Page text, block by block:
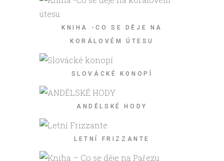
KNIHA -CO SE DĚJE NA
KORÁLOVÉM ÚTESU
SLOVÁCKÉ KONOPÍ
ANDĚLSKÉ HODY
LETNÍ FRIZZANTE